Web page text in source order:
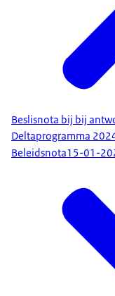
Beslisnota bij bij
Deltaprogramma
Beleidsnota15-01-